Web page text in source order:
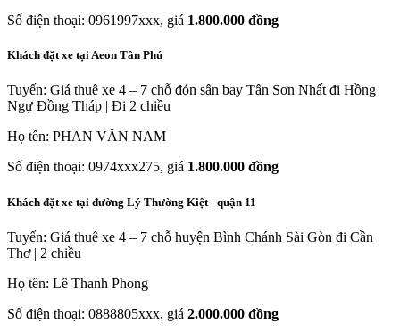
Số điện thoại: 0961997xxx, giá 1.800.000 đồng
Khách đặt xe tại Aeon Tân Phú
Tuyến: Giá thuê xe 4 – 7 chỗ đón sân bay Tân Sơn Nhất đi Hồng
Ngự Đồng Tháp | Đi 2 chiều
Họ tên: PHAN VĂN NAM
Số điện thoại: 0974xxx275, giá 1.800.000 đồng
Khách đặt xe tại đường Lý Thường Kiệt - quận 11
Tuyến: Giá thuê xe 4 – 7 chỗ huyện Bình Chánh Sài Gòn đi Cần
Thơ | 2 chiều
Họ tên: Lê Thanh Phong
Số điện thoại: 0888805xxx, giá 2.000.000 đồng